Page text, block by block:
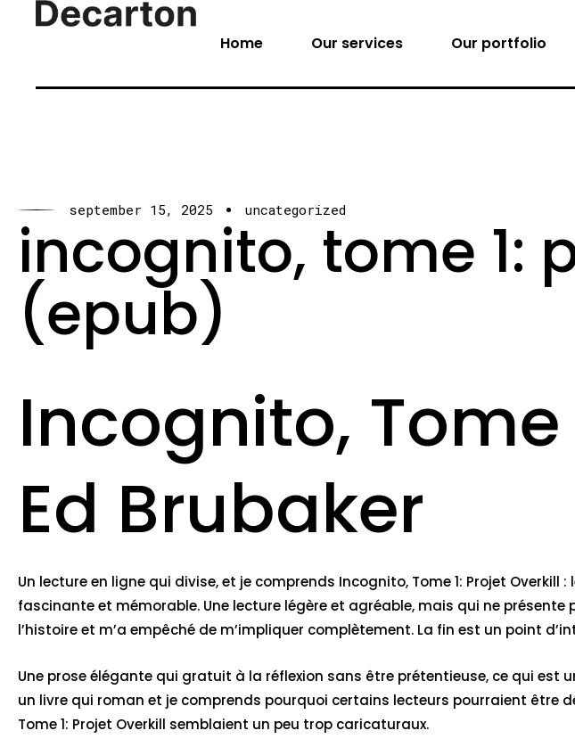
Home Our services Our portfolio
september 15, 2025 uncategorized
incognito, tome 1:
(epub)
Incognito, Tome
Ed Brubaker
Un lecture en ligne qui divise, et je comprends Incognito, Tome 1: Projet
fascinante et mémorable. Une lecture légère et agréable, mais qui ne
l’histoire et m’a empêché de m’impliquer complètement. La fin est un point
Une prose élégante qui gratuit à la réflexion sans être prétentieuse, ce qui est
un livre qui roman et je comprends pourquoi certains lecteurs pourraient être
Tome 1: Projet Overkill semblaient un peu trop caricaturaux.